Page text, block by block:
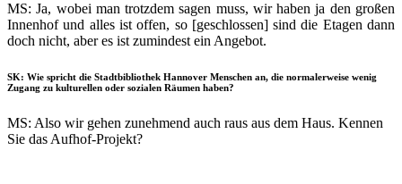
MS: Ja, wobei man trotzdem sagen muss, wir haben ja den großen
Innenhof und alles ist offen, so [geschlossen] sind die Etagen dann
doch nicht, aber es ist zumindest ein Angebot.
SK: Wie spricht die Stadtbibliothek Hannover Menschen an, die normalerweise wenig
Zugang zu kulturellen oder sozialen Räumen haben?
MS: Also wir gehen zunehmend auch raus aus dem Haus. Kennen
Sie das Aufhof-Projekt?